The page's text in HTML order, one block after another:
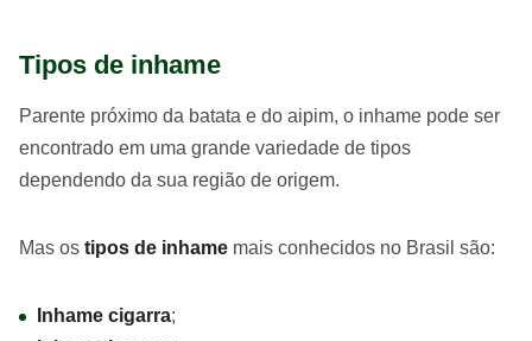
Tipos de inhame
Parente próximo da batata e do aipim, o inhame pode ser
encontrado em uma grande variedade de tipos
dependendo da sua região de origem.
Mas os tipos de inhame mais conhecidos no Brasil são:
Inhame cigarra;